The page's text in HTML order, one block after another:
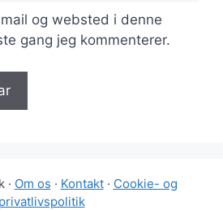
og websted i denne
gang jeg kommenterer.
· Om os · Kontakt· Cookie- og
privatlivspolitik